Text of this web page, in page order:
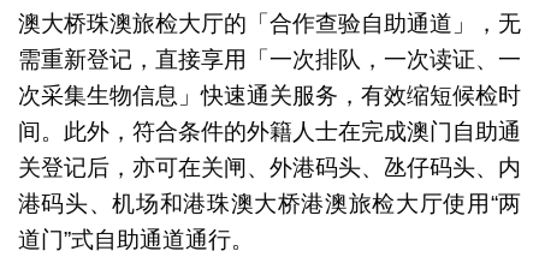
澳大桥珠澳旅检大厅的「合作查验自助通道」，无
需重新登记，直接享用「一次排队，一次读证、一
次采集生物信息」快速通关服务，有效缩短候检时
间。此外，符合条件的外籍人士在完成澳门自助通
关登记后，亦可在关闸、外港码头、氹仔码头、内
港码头、机场和港珠澳大桥港澳旅检大厅使用“两
道门”式自助通道通行。